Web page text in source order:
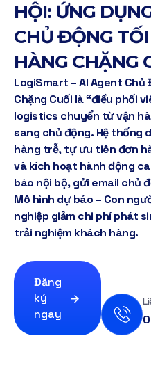
HỘI: ỨNG DỤN
CHỦĐỘNG TỐI
HÀNG CHẶNG
LogiSmart – AI Agent Chủ
Chặng Cuối là “điều phối
logistics chuyển từ vận
sang chủ động. Hệ thống
hàng trễ, tự ưu tiên đơn
và kích hoạt hành động
báo nội bộ, gửi email chủ
Mô hình dự báo – Con
nghiệp giảm chi phí phát
trải nghiệm khách hàng.
Đăng
ký
ngay